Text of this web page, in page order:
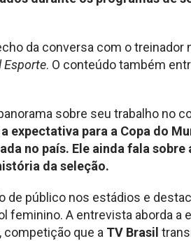
da conversa com o treinador
Esporte. O conteúdo também
sobre seu trabalho no
expectativa para a Copa do
no país. Ele ainda fala sobre
da seleção.
de público nos estádios e
feminino. A entrevista aborda a
competição que a TV Brasil